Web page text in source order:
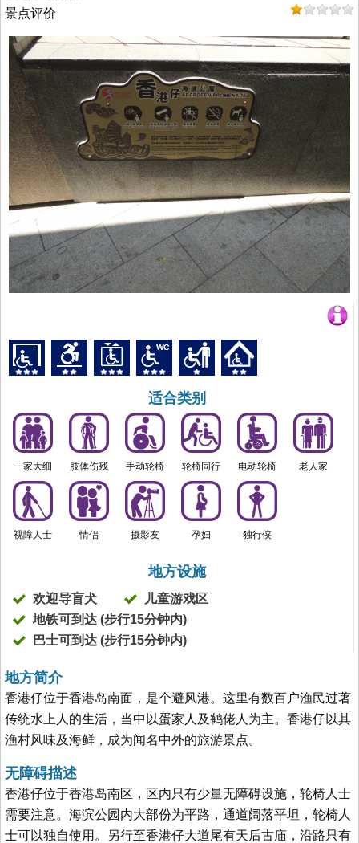
景点评价
适合类别
一家大细 肢体伤残 手动轮椅 轮椅同行 电动轮椅 老人家
视障人士 情侣 摄影友 孕妇 独行侠
地方设施
欢迎导盲犬
儿童游戏区
地铁可到达 (步行15分钟内)
巴士可到达 (步行15分钟内)
地方简介
香港仔位于香港岛南面，是个避风港。这里有数百户渔民过著
传统水上人的生活，当中以蛋家人及鹤佬人为主。香港仔以其
渔村风味及海鲜，成为闻名中外的旅游景点。
无障碍描述
香港仔位于香港岛南区，区内只有少量无障碍设施，轮椅人士
需要注意。海滨公园内大部份为平路，通道阔落平坦，轮椅人
士可以独自使用。另行至香港仔大道尾有天后古庙，沿路只有